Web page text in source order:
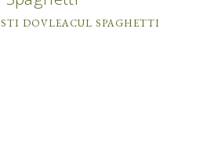
DOVLEACUL SPAGHETTI